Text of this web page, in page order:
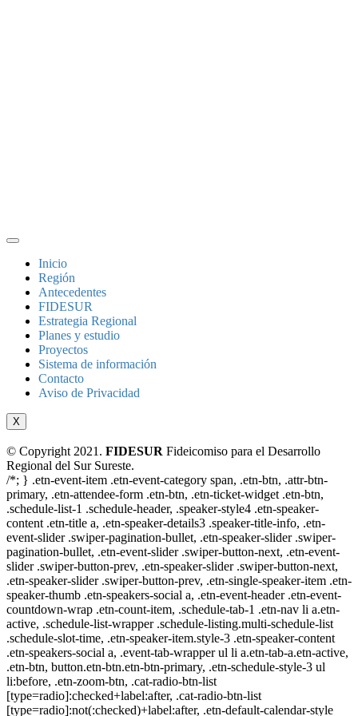
Inicio
Región
Antecedentes
FIDESUR
Estrategia Regional
Planes y estudio
Proyectos
Sistema de información
Contacto
Aviso de Privacidad
X
© Copyright 2021. FIDESUR Fideicomiso para el Desarrollo
Regional del Sur Sureste.
/*; } .etn-event-item .etn-event-category span, .etn-btn, .attr-btn-
primary, .etn-attendee-form .etn-btn, .etn-ticket-widget .etn-btn,
.schedule-list-1 .schedule-header, .speaker-style4 .etn-speaker-
content .etn-title a, .etn-speaker-details3 .speaker-title-info, .etn-
event-slider .swiper-pagination-bullet, .etn-speaker-slider .swiper-
pagination-bullet, .etn-event-slider .swiper-button-next, .etn-event-
slider .swiper-button-prev, .etn-speaker-slider .swiper-button-next,
.etn-speaker-slider .swiper-button-prev, .etn-single-speaker-item .etn-
speaker-thumb .etn-speakers-social a, .etn-event-header .etn-event-
countdown-wrap .etn-count-item, .schedule-tab-1 .etn-nav li a.etn-
active, .schedule-list-wrapper .schedule-listing.multi-schedule-list
.schedule-slot-time, .etn-speaker-item.style-3 .etn-speaker-content
.etn-speakers-social a, .event-tab-wrapper ul li a.etn-tab-a.etn-active,
.etn-btn, button.etn-btn.etn-btn-primary, .etn-schedule-style-3 ul
li:before, .etn-zoom-btn, .cat-radio-btn-list
[type=radio]:checked+label:after, .cat-radio-btn-list
[type=radio]:not(:checked)+label:after, .etn-default-calendar-style